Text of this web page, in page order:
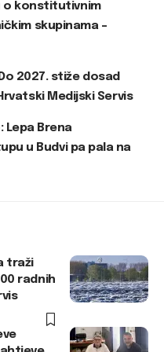
o konstitutivnim
skupinama –
2027. stiže dosad
Medijski Servis
Lepa Brena
u Budvi pa pala na
traži
radnih